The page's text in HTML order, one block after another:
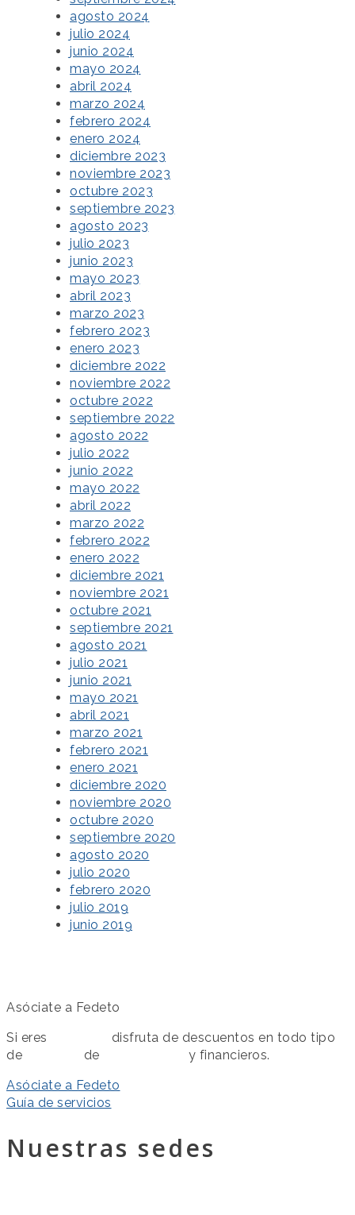
agosto 2024
julio 2024
junio 2024
mayo 2024
abril 2024
marzo 2024
febrero 2024
enero 2024
diciembre 2023
noviembre 2023
octubre 2023
septiembre 2023
agosto 2023
julio 2023
junio 2023
mayo 2023
abril 2023
marzo 2023
febrero 2023
enero 2023
diciembre 2022
noviembre 2022
octubre 2022
septiembre 2022
agosto 2022
julio 2022
junio 2022
mayo 2022
abril 2022
marzo 2022
febrero 2022
enero 2022
diciembre 2021
noviembre 2021
octubre 2021
septiembre 2021
agosto 2021
julio 2021
junio 2021
mayo 2021
abril 2021
marzo 2021
febrero 2021
enero 2021
diciembre 2020
noviembre 2020
octubre 2020
septiembre 2020
agosto 2020
julio 2020
febrero 2020
julio 2019
junio 2019
Asóciate a Fedeto
Si eres
disfruta de descuentos en todo tipo
de
de
y financieros.
Asóciate a Fedeto
Guía de servicios
Nuestras sedes